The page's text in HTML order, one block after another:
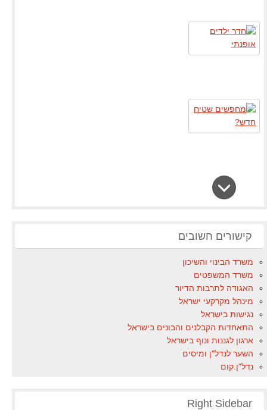
קישורים חשובים
משרד הבינוי והשיכון
משרד המשפטים
האגודה לתרבות הדיור
מינהל מקרקעי ישראל
נגישות בישראל
התאחדות הקבלנים והבונים בישראל
ארגון לגננות ונוף בישראל
השער לנדל"ן ומיסים
נדל"ן.קום
Right Sidebar